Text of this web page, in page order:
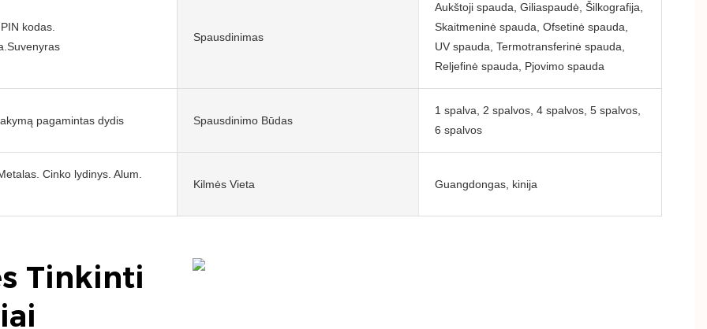
kodas.
Spausdinimas
Aukštoji spauda, ​​Giliaspaudė, Šilkografija,
Skaitmeninė spauda, ​​Ofsetinė spauda, ​​
UV spauda, ​​Termotransferinė spauda, ​​
Reljefinė spauda, ​​Pjovimo spauda
pagamintas dydis Spausdinimo Būdas
1 spalva, 2 spalvos, 4 spalvos, 5 spalvos,
6 spalvos
Cinko lydinys. Alum.
Kilmės Vieta Guangdongas, kinija
Tinkinti